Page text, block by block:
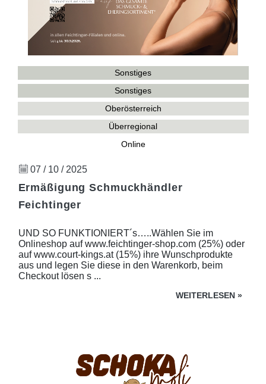
Sonstiges
Sonstiges
Oberösterreich
Überregional
Online
07 / 10 / 2025
Ermäßigung Schmuckhändler
Feichtinger
UND SO FUNKTIONIERT´s…..Wählen Sie im
Onlineshop auf www.feichtinger-shop.com (25%) oder
auf www.court-kings.at (15%) ihre Wunschprodukte
aus und legen Sie diese in den Warenkorb, beim
Checkout lösen s ...
WEITERLESEN »